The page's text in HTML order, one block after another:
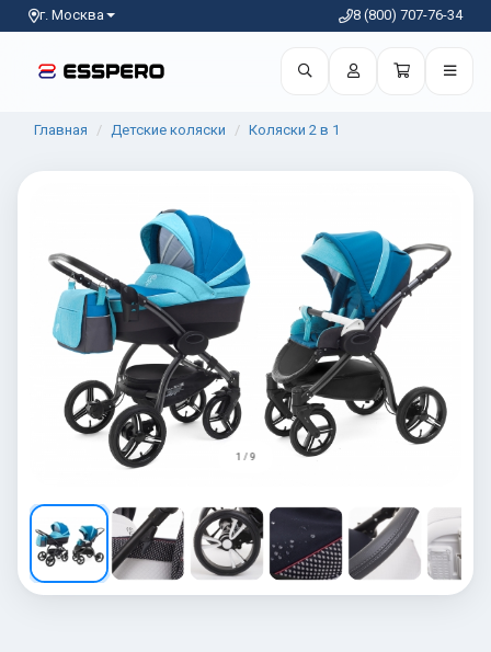
г. Москва 8 (800) 707-76-34
Главная Детские коляски Коляски 2 в 1
1 / 9